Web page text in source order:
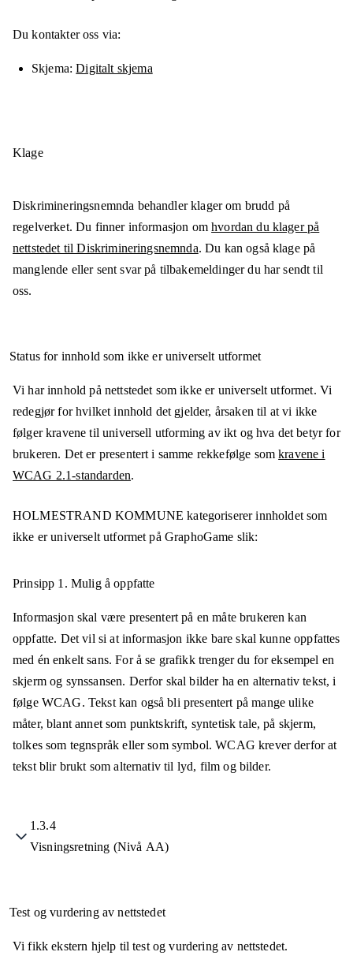
Du kontakter oss via:
Skjema Digitalt skjema
Klage
Diskrimineringsnemnda behandler klager om brudd på
regelverket. Du finner informasjon omhvordan du klager på
nettstedet til Diskrimineringsnemnda. Du kan også klage på
manglende eller sent svar på tilbakemeldinger du har sendt til
oss.
Status for innhold som ikke er universelt utformet
Vi har innhold på nettstedet som ikke er universelt utformet. Vi
redegjør for hvilket innhold det gjelder, årsaken til at vi ikke
følger kravene til universell utforming av ikt og hva det betyr for
brukeren. Det er presentert i samme rekkefølge somkravene i
WCAG 2.1-standarden.
HOLMESTRAND KOMMUNE kategoriserer innholdet som
ikke er universelt utformet på GraphoGame slik:
Prinsipp 1. Mulig å oppfatte
Informasjon skal være presentert på en måte brukeren kan
oppfatte. Det vil si at informasjon ikke bare skal kunne oppfattes
med én enkelt sans. For å se grafikk trenger du for eksempel en
skjerm og synssansen. Derfor skal bilder ha en alternativ tekst, i
følge WCAG. Tekst kan også bli presentert på mange ulike
måter, blant annet som punktskrift, syntetisk tale, på skjerm,
tolkes som tegnspråk eller som symbol. WCAG krever derfor at
tekst blir brukt som alternativ til lyd, film og bilder.
1.3.4
Visningsretning (Nivå AA)
Test og vurdering av nettstedet
Vi fikk ekstern hjelp til test og vurdering av nettstedet.